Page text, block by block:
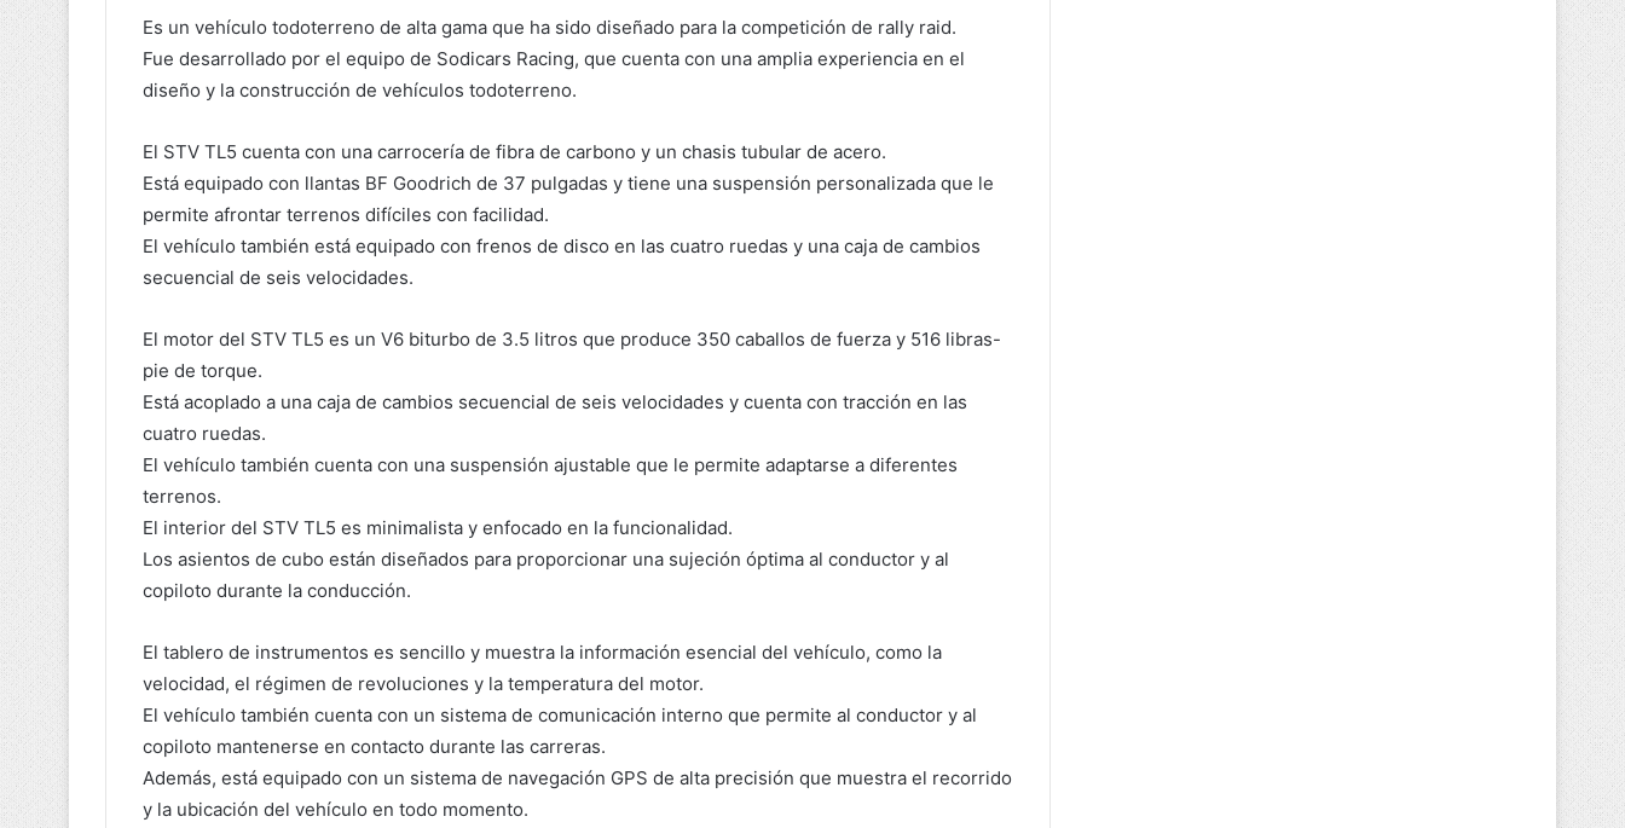
Es un vehículo todoterreno de alta gama que ha sido diseñado para la competición de rally raid.
Fue desarrollado por el equipo de Sodicars Racing, que cuenta con una amplia experiencia en el
diseño y la construcción de vehículos todoterreno.
El STV TL5 cuenta con una carrocería de fibra de carbono y un chasis tubular de acero.
Está equipado con llantas BF Goodrich de 37 pulgadas y tiene una suspensión personalizada que le
permite afrontar terrenos difíciles con facilidad.
El vehículo también está equipado con frenos de disco en las cuatro ruedas y una caja de cambios
secuencial de seis velocidades.
El motor del STV TL5 es un V6 biturbo de 3.5 litros que produce 350 caballos de fuerza y 516 libras-
pie de torque.
Está acoplado a una caja de cambios secuencial de seis velocidades y cuenta con tracción en las
cuatro ruedas.
El vehículo también cuenta con una suspensión ajustable que le permite adaptarse a diferentes
terrenos.
El interior del STV TL5 es minimalista y enfocado en la funcionalidad.
Los asientos de cubo están diseñados para proporcionar una sujeción óptima al conductor y al
copiloto durante la conducción.
El tablero de instrumentos es sencillo y muestra la información esencial del vehículo, como la
velocidad, el régimen de revoluciones y la temperatura del motor.
El vehículo también cuenta con un sistema de comunicación interno que permite al conductor y al
copiloto mantenerse en contacto durante las carreras.
Además, está equipado con un sistema de navegación GPS de alta precisión que muestra el recorrido
y la ubicación del vehículo en todo momento.